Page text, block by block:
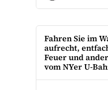
Fahren Sie im
aufrecht,
Feuer und
vom NYer U-